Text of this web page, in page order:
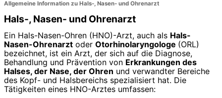
Allgemeine Information zu Hals-, Nasen- und Ohrenarzt
Hals-, Nasen- und Ohrenarzt
Ein Hals-Nasen-Ohren (HNO)-Arzt, auch als Hals-
Nasen-Ohrenarzt oder Otorhinolaryngologe (ORL)
bezeichnet, ist ein Arzt, der sich auf die Diagnose,
Behandlung und Prävention von Erkrankungen des
Halses, der Nase, der Ohren und verwandter Bereiche
des Kopf- und Halsbereichs spezialisiert hat. Die
Tätigkeiten eines HNO-Arztes umfassen: